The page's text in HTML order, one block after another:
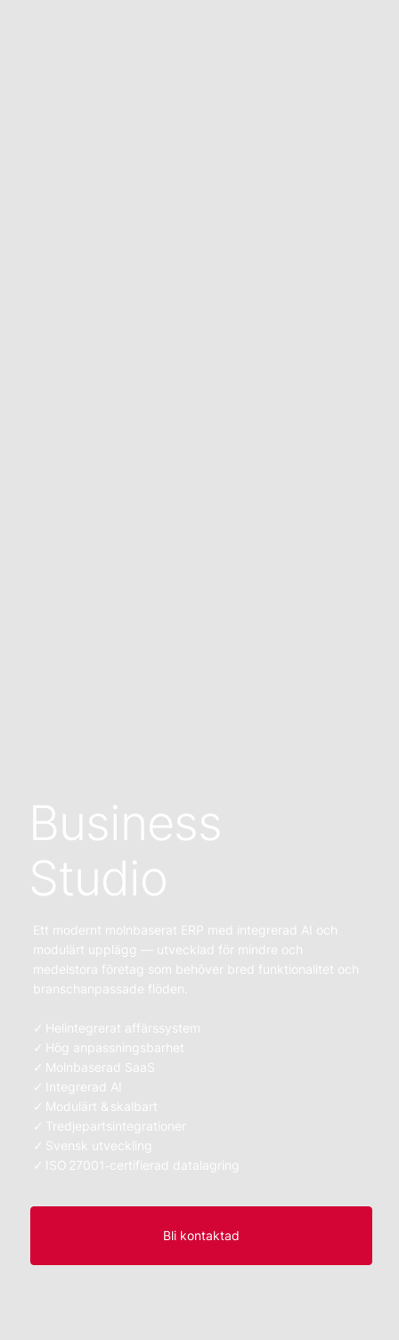
Business
Studio
Ett modernt molnbaserat ERP med integrerad AI och
modulärt upplägg — utvecklad för mindre och
medelstora företag som behöver bred funktionalitet och
branschanpassade flöden.
✓ Helintegrerat affärssystem
✓ Hög anpassningsbarhet
✓ Molnbaserad SaaS
✓ Integrerad AI
✓ Modulärt & skalbart
✓ Tredjepartsintegrationer
✓ Svensk utveckling
✓ ISO 27001‑certifierad datalagring
Bli kontaktad